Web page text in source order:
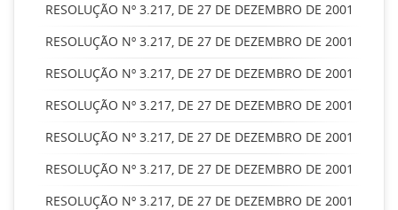
RESOLUÇÃO Nº 3.217, DE 27 DE DEZEMBRO DE 2001
RESOLUÇÃO Nº 3.217, DE 27 DE DEZEMBRO DE 2001
RESOLUÇÃO Nº 3.217, DE 27 DE DEZEMBRO DE 2001
RESOLUÇÃO Nº 3.217, DE 27 DE DEZEMBRO DE 2001
RESOLUÇÃO Nº 3.217, DE 27 DE DEZEMBRO DE 2001
RESOLUÇÃO Nº 3.217, DE 27 DE DEZEMBRO DE 2001
RESOLUÇÃO Nº 3.217, DE 27 DE DEZEMBRO DE 2001